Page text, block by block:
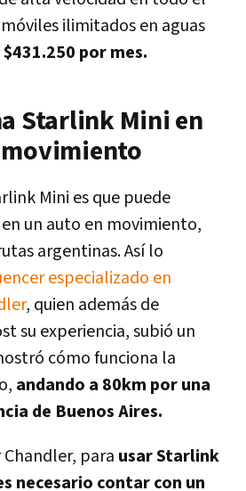
ilimitados en aguas
$431.250 por mes.
Starlink Mini en
Mini es que puede
un auto en movimiento,
argentinas.Así lo
especializado en
, quien además de
su experiencia, subió un
cómo funciona la
andando a 80km por una
de Buenos Aires.
para usar Starlink
necesario contar con un